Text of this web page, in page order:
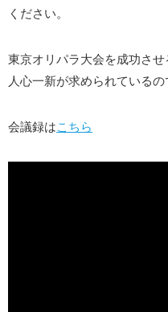
ください。
東京オリパラ大会を成功さ
人心一新が求められているの
会議録はこちら